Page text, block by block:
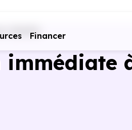
Financer
(31600)